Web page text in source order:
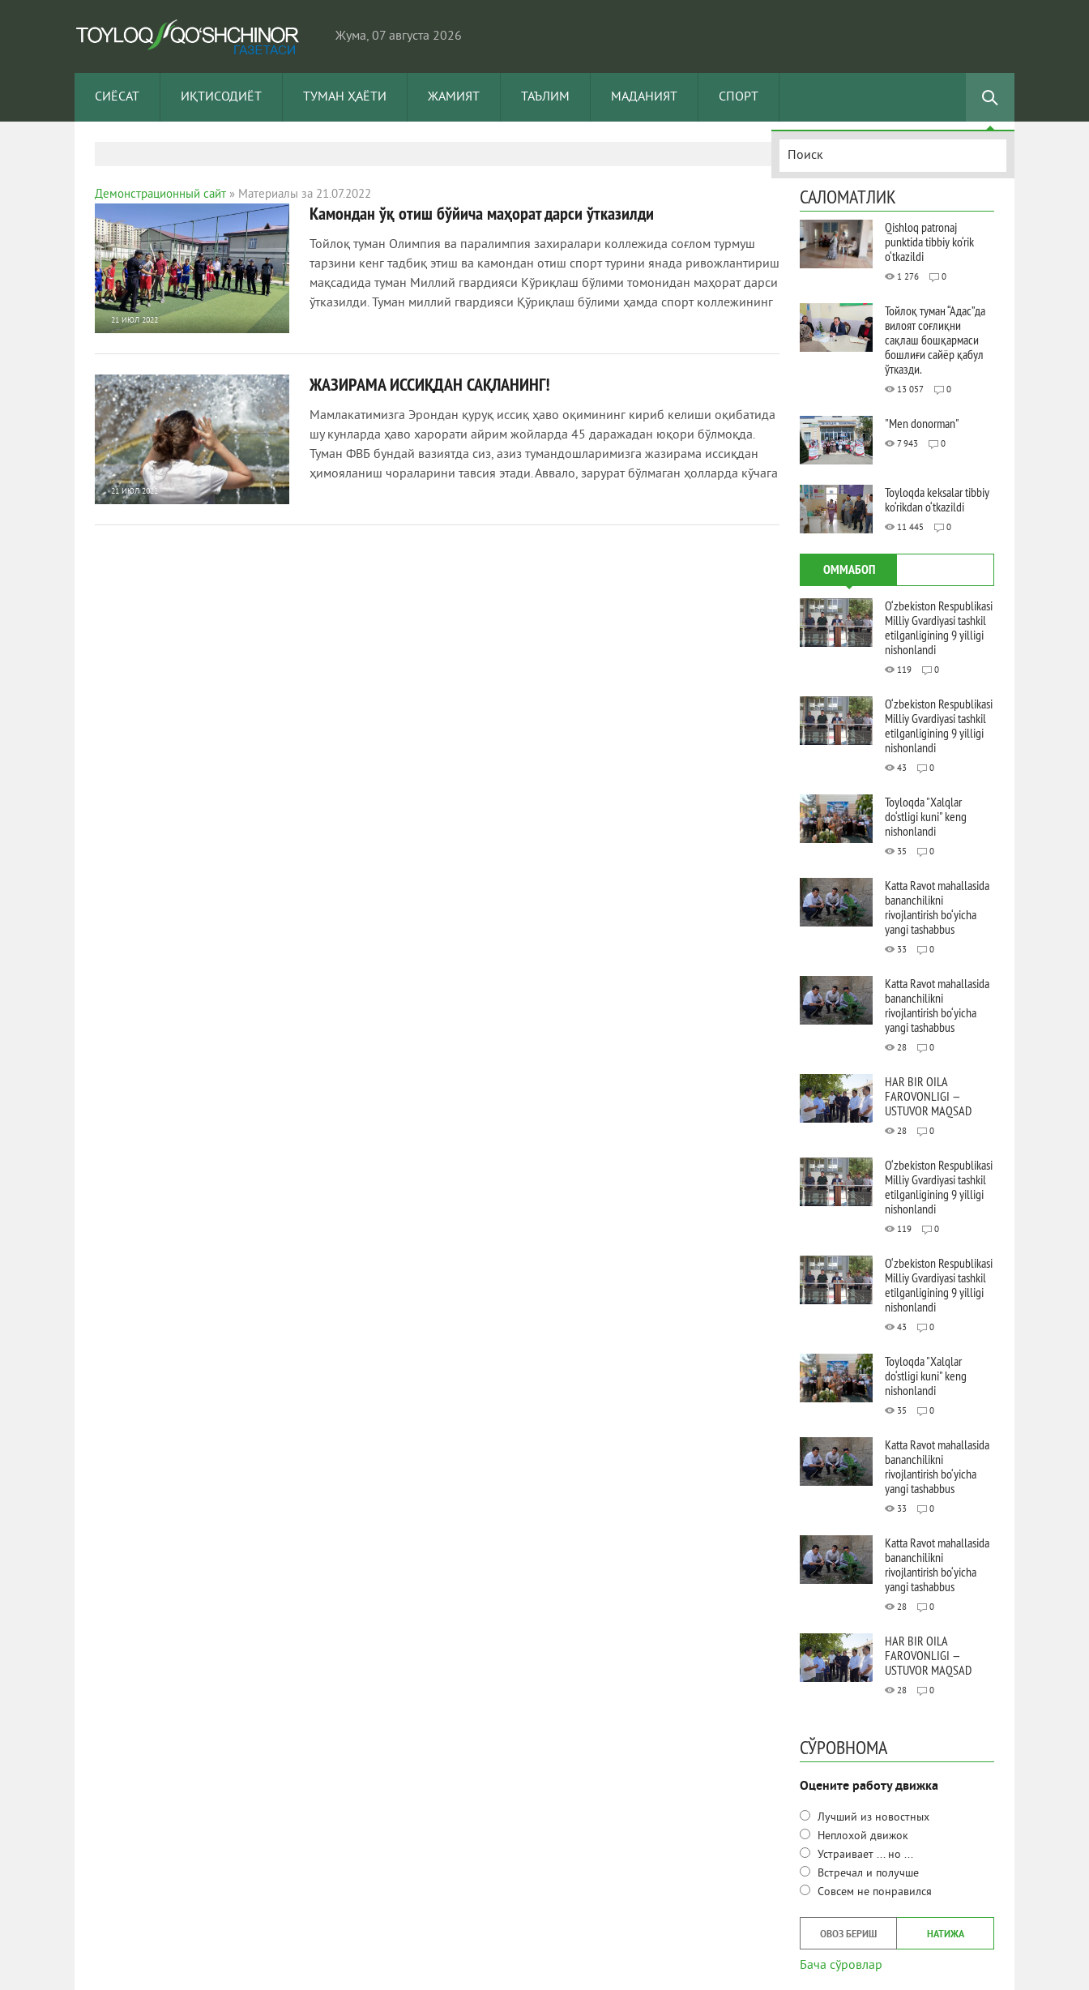
Жума, 07 августа 2026
СИЁСАТ ИҚТИСОДИЁТ ТУМАН ҲАЁТИ ЖАМИЯТ ТАЪЛИМ МАДАНИЯТ СПОРТ
Демонстрационный сайт » Материалы за 21.07.2022
21 ИЮЛ 2022
Камондан ўқ отиш бўйича маҳорат дарси ўтказилди
Тойлоқ туман Олимпия ва паралимпия захиралари коллежида соғлом турмуш
тарзини кенг тадбиқ этиш ва камондан отиш спорт турини янада ривожлантириш
мақсадида туман Миллий гвардияси Кўриқлаш бўлими томонидан маҳорат дарси
ўтказилди. Туман миллий гвардияси Қўриқлаш бўлими ҳамда спорт коллежининг
21 ИЮЛ 2022
ЖАЗИРАМА ИССИҚДАН САҚЛАНИНГ!
Мамлакатимизга Эрондан қуруқ иссиқ ҳаво оқимининг кириб келиши оқибатида
шу кунларда ҳаво харорати айрим жойларда 45 даражадан юқори бўлмоқда.
Туман ФВБ бундай вазиятда сиз, азиз тумандошларимизга жазирама иссиқдан
ҳимояланиш чораларини тавсия этади. Аввало, зарурат бўлмаган ҳолларда кўчага
САЛОМАТЛИК
Qishloq patronaj
punktida tibbiy ko‘rik
o‘tkazildi
1 276 0
Тойлоқ туман “Адас”да
вилоят соғлиқни
сақлаш бошқармаси
бошлиғи сайёр қабул
ўтказди.
13 057 0
"Men donorman"
7 943 0
Toyloqda keksalar tibbiy
ko‘rikdan o‘tkazildi
11 445 0
ОММАБОП
O‘zbekiston Respublikasi
Milliy Gvardiyasi tashkil
etilganligining 9 yilligi
nishonlandi
119 0
O‘zbekiston Respublikasi
Milliy Gvardiyasi tashkil
etilganligining 9 yilligi
nishonlandi
43 0
Toyloqda "Xalqlar
do‘stligi kuni" keng
nishonlandi
35 0
Katta Ravot mahallasida
bananchilikni
rivojlantirish bo‘yicha
yangi tashabbus
33 0
Katta Ravot mahallasida
bananchilikni
rivojlantirish bo‘yicha
yangi tashabbus
28 0
HAR BIR OILA
FAROVONLIGI —
USTUVOR MAQSAD
28 0
O‘zbekiston Respublikasi
Milliy Gvardiyasi tashkil
etilganligining 9 yilligi
nishonlandi
119 0
O‘zbekiston Respublikasi
Milliy Gvardiyasi tashkil
etilganligining 9 yilligi
nishonlandi
43 0
Toyloqda "Xalqlar
do‘stligi kuni" keng
nishonlandi
35 0
Katta Ravot mahallasida
bananchilikni
rivojlantirish bo‘yicha
yangi tashabbus
33 0
Katta Ravot mahallasida
bananchilikni
rivojlantirish bo‘yicha
yangi tashabbus
28 0
HAR BIR OILA
FAROVONLIGI —
USTUVOR MAQSAD
28 0
СЎРОВНОМА
Оцените работу движка
Лучший из новостных
Неплохой движок
Устраивает ... но ...
Встречал и получше
Совсем не понравился
ОВОЗ БЕРИШ НАТИЖА
Бача сўровлар